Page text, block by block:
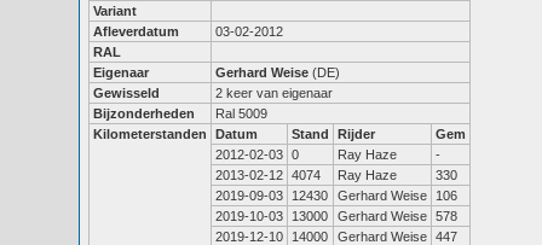
Variant
Afleverdatum
03-02-2012
RAL
Eigenaar
Gerhard Weise (DE)
Gewisseld
2 keer van eigenaar
Bijzonderheden
Ral 5009
Kilometerstanden
Datum Stand Rijder
Gem
2012-02-03 0 Ray Haze
-
2013-02-12 4074 Ray Haze
330
2019-09-03
12430 Gerhard Weise
106
2019-10-03
13000 Gerhard Weise 578
2019-12-10
14000 Gerhard Weise 447